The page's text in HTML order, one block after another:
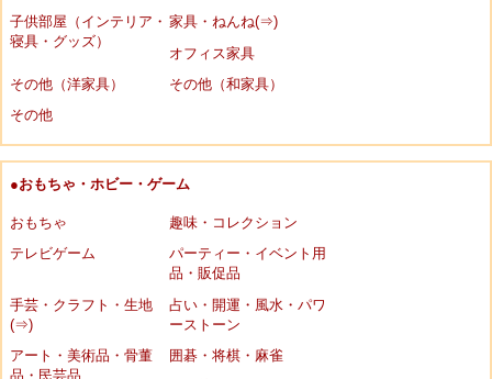
子供部屋（インテリア・
寝具・グッズ）
家具・ねんね(⇒)
オフィス家具
その他（洋家具）
その他（和家具）
その他
●おもちゃ・ホビー・ゲーム
おもちゃ
趣味・コレクション
テレビゲーム
パーティー・イベント用
品・販促品
手芸・クラフト・生地
(⇒)
占い・開運・風水・パワ
ーストーン
アート・美術品・骨董
品・民芸品
囲碁・将棋・麻雀